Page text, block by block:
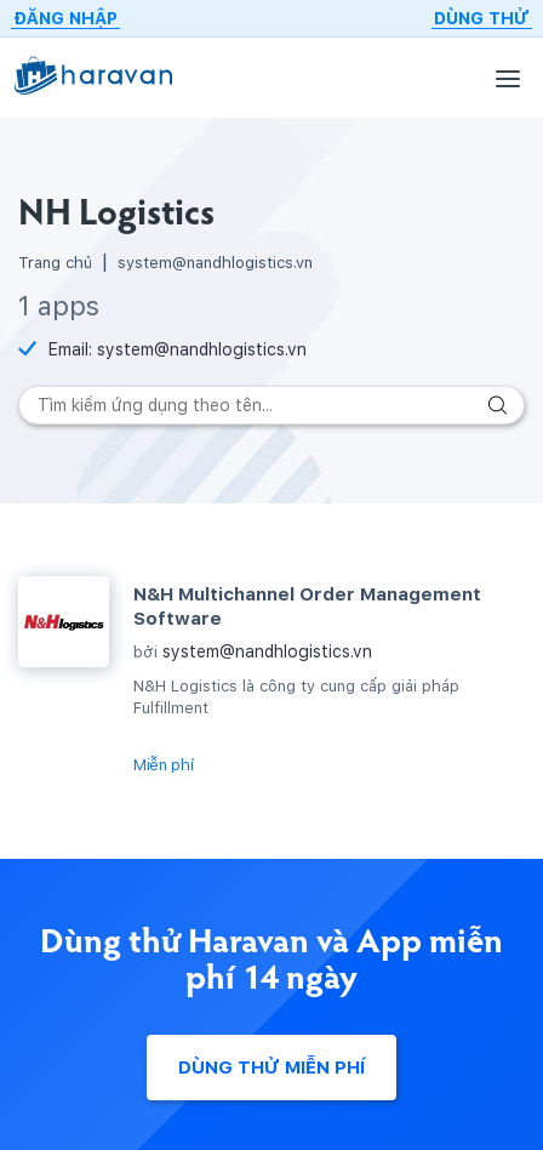
ĐĂNG NHẬP DÙNG THỬ
NH Logistics
Trang chủ system@nandhlogistics.vn
1 apps
Email: system@nandhlogistics.vn
N&H Multichannel Order Management
Software
bởi system@nandhlogistics.vn
N&H Logistics là công ty cung cấp giải pháp
Fulfillment
Miễn phí
Dùng thử Haravan và App miễn
phí 14 ngày
DÙNG THỬ MIỄN PHÍ